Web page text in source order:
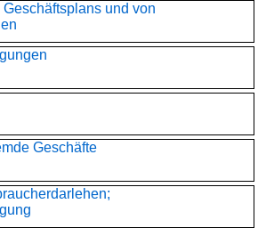
und von
Geschäfte